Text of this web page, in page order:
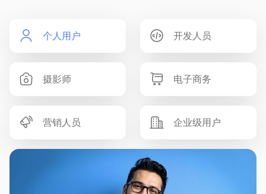
个人用户
摄影师
营销人员
开发人员
电子商务
企业级用户